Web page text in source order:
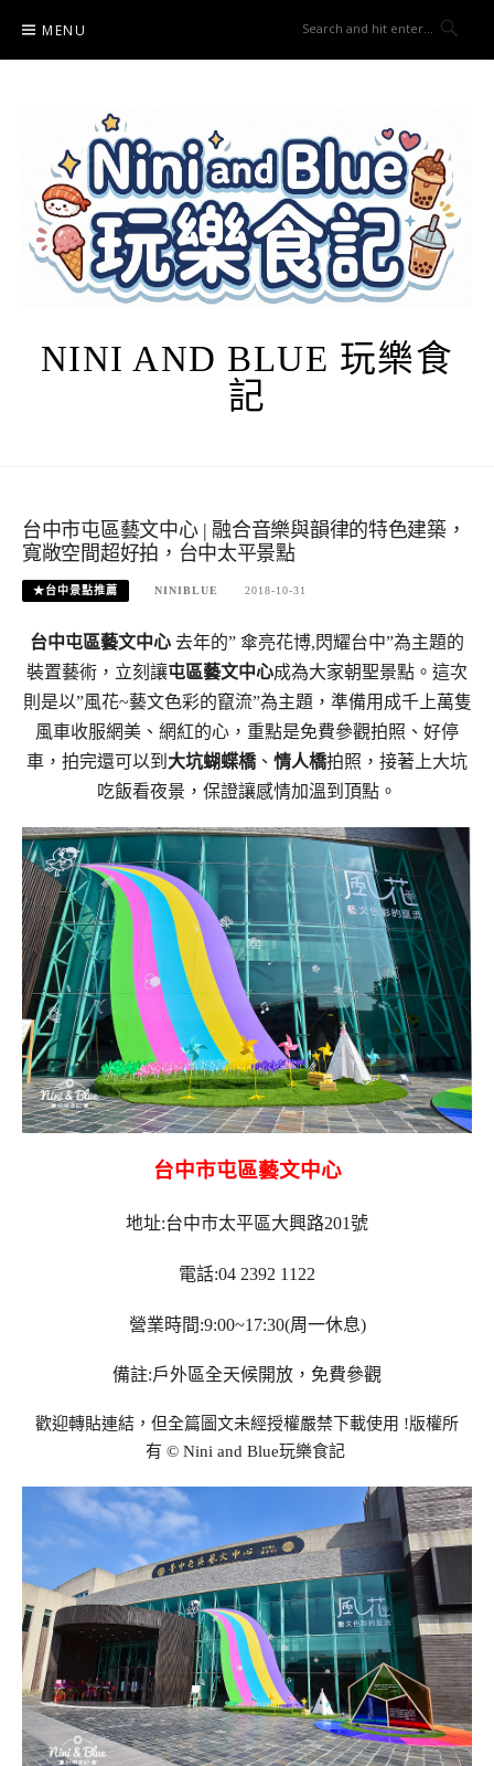
content
MENU
NINI AND BLUE 玩樂食
記
台中市屯區藝文中心 | 融合音樂與韻律的特色建築，
寬敞空間超好拍，台中太平景點
★台中景點推薦 NINIBLUE 2018-10-31
台中屯區藝文中心 去年的” 傘亮花博,閃耀台中”為主題的
裝置藝術，立刻讓屯區藝文中心成為大家朝聖景點。這次
則是以”風花~藝文色彩的竄流”為主題，準備用成千上萬隻
風車收服網美、網紅的心，重點是免費參觀拍照、好停
車，拍完還可以到 大坑蝴蝶橋、 情人橋拍照，接著上大坑
吃飯看夜景，保證讓感情加溫到頂點。
台中市屯區藝文中心
地址:台中市太平區大興路201號
電話:04 2392 1122
營業時間:9:00~17:30(周一休息)
備註:戶外區全天候開放，免費參觀
歡迎轉貼連結，但全篇圖文未經授權嚴禁下載使用 !版權所
有 © Nini and Blue玩樂食記